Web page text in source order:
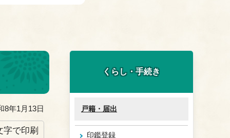
年1月13日
字で印刷
くらし・手続き
戸籍・届出
印鑑登録